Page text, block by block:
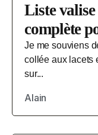
Liste
complète
Je me souviens
collée aux lacets
sur...
Alain